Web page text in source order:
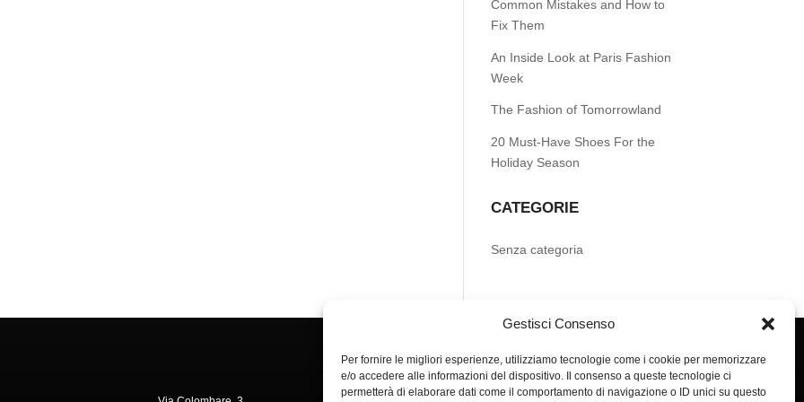
Gestisci Consenso
Per fornire le migliori esperienze, utilizziamo tecnologie come i cookie per memorizzare
e/o accedere alle informazioni del dispositivo. Il consenso a queste tecnologie ci
permetterà di elaborare dati come il comportamento di navigazione o ID unici su questo
Common Mistakes and How to
Fix Them
An Inside Look at Paris Fashion
Week
The Fashion of Tomorrowland
20 Must-Have Shoes For the
Holiday Season
CATEGORIE
Senza categoria